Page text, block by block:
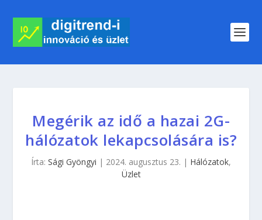
Megérik az idő a hazai 2G-
hálózatok lekapcsolására is?
Írta: Sági Gyöngyi | 2024. augusztus 23. | Hálózatok,
Üzlet